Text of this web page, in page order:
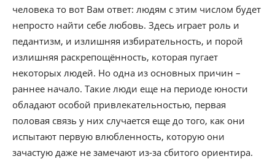
человека то вот Вам ответ: людям с этим числом будет
непросто найти себе любовь. Здесь играет роль и
педантизм, и излишняя избирательность, и порой
излишняя раскрепощённость, которая пугает
некоторых людей. Но одна из основных причин –
раннее начало. Такие люди еще на периоде юности
обладают особой привлекательностью, первая
половая связь у них случается еще до того, как они
испытают первую влюбленность, которую они
зачастую даже не замечают из-за сбитого ориентира.